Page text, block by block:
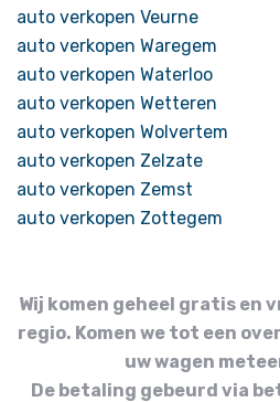
auto verkopen Veurne
auto verkopen Waregem
auto verkopen Waterloo
auto verkopen Wetteren
auto verkopen Wolvertem
auto verkopen Zelzate
auto verkopen Zemst
auto verkopen Zottegem
Wij komen geheel gratis en
regio. Komen we tot een
uw wagen
De betaling gebeurd via